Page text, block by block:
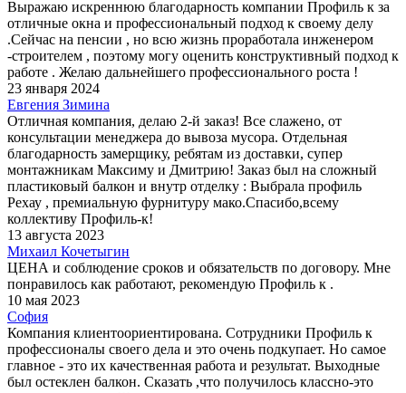
Выражаю искреннюю благодарность компании Профиль к за
отличные окна и профессиональный подход к своему делу
.Сейчас на пенсии , но всю жизнь проработала инженером
-строителем , поэтому могу оценить конструктивный подход к
работе . Желаю дальнейшего профессионального роста !
23 января 2024
Евгения Зимина
Отличная компания, делаю 2-й заказ! Все слажено, от
консультации менеджера до вывоза мусора. Отдельная
благодарность замерщику, ребятам из доставки, супер
монтажникам Максиму и Дмитрию! Заказ был на сложный
пластиковый балкон и внутр отделку : Выбрала профиль
Рехау , премиальную фурнитуру мако.Спасибо,всему
коллективу Профиль-к!
13 августа 2023
Михаил Кочетыгин
ЦЕНА и соблюдение сроков и обязательств по договору. Мне
понравилось как работают, рекомендую Профиль к .
10 мая 2023
София
Компания клиентоориентирована. Сотрудники Профиль к
профессионалы своего дела и это очень подкупает. Но самое
главное - это их качественная работа и результат. Выходные
был остеклен балкон. Сказать ,что получилось классно-это